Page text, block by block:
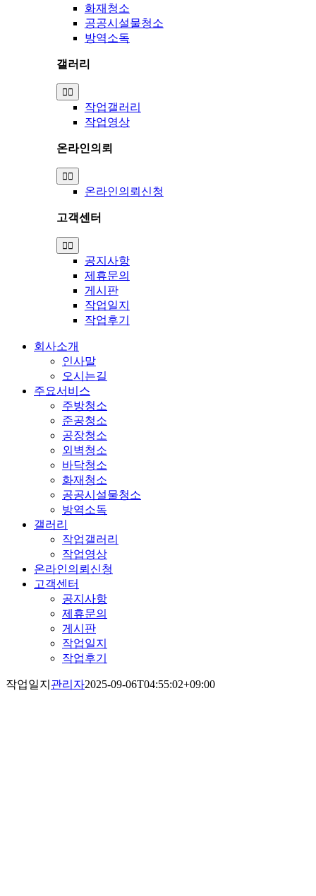
화재청소
공공시설물청소
방역소독
갤러리
Toggle
Navigation
작업갤러리
작업영상
온라인의뢰
Toggle
Navigation
온라인의뢰신청
고객센터
Toggle
Navigation
공지사항
제휴문의
게시판
작업일지
작업후기
회사소개
인사말
오시는길
주요서비스
주방청소
준공청소
공장청소
외벽청소
바닥청소
화재청소
공공시설물청소
방역소독
갤러리
작업갤러리
작업영상
온라인의뢰신청
고객센터
공지사항
제휴문의
게시판
작업일지
작업후기
작업일지 관리자2025-09-06T04:55:02+09:00